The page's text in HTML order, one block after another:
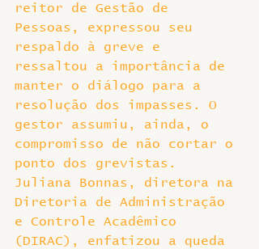
reitor de Gestão de
Pessoas, expressou seu
respaldo à greve e
ressaltou a importância de
manter o diálogo para a
resolução dos impasses. O
gestor assumiu, ainda, o
compromisso de não cortar o
ponto dos grevistas.
Juliana Bonnas, diretora na
Diretoria de Administração
e Controle Acadêmico
(DIRAC), enfatizou a queda